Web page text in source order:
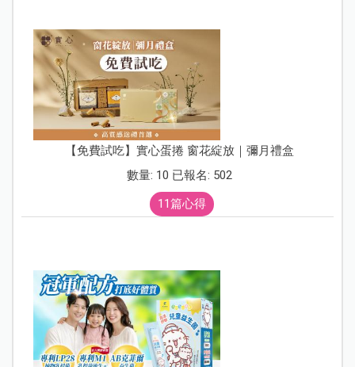
【免費試吃】實心蛋捲 窗花綻放｜彌月禮盒
數量: 10 已報名: 502
11篇心得